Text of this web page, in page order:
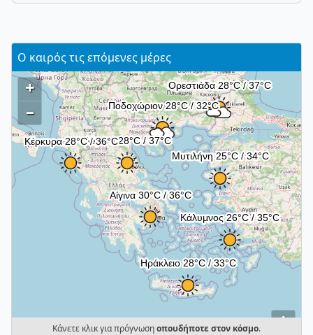
Ο καιρός τις επόμενες μέρες
i
+
–
Κάνετε κλικ για πρόγνωσηοπουδήποτε στον κόσμο.